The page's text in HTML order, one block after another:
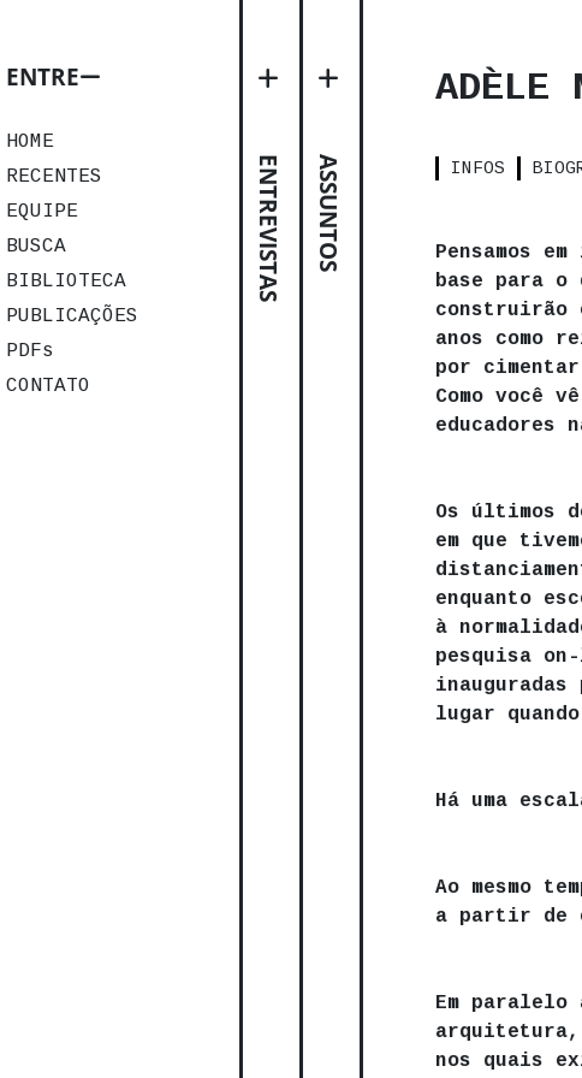
ENTRE
HOME
RECENTES
EQUIPE
BUSCA
BIBLIOTECA
PUBLICAÇÕES
PDFs
CONTATO
ENTREVISTAS ASSUNTOS
ADÈLE
INFOS
Pensamos
base para o
construirão
anos como
por
Como você
educadores
Os últimos
em que
enquanto
à
pesquisa
lugar
Há uma
Ao mesmo
a partir de
Em
arquitetura,
nos quais